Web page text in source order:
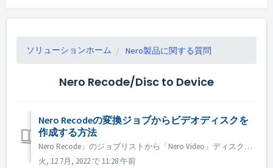
ソリューションホーム Nero製品に関する質問
Nero Recode/Disc to Device
Nero Recodeの変換ジョブからビデオディスクを
作成する方法
Nero Recode」のジョブリストから「Nero Video」ディスクオーサリングにプロジェクトを直接送信して、ディスクを作成することができます。 Nero Recodeを開きます。 そのホームページで、クリップをドロップゾーイに追加するか、すでにあるジョブを開きます。 クリップは変換ページにリストア...
火, 12 7月, 2022 で 11:28 午前